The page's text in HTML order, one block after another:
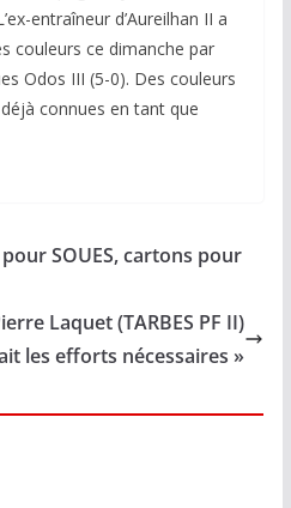
entraîneur d’Aureilhan II a
couleurs ce dimanche par
Odos III (5-0). Des couleurs
connues en tant que
SOUES, cartons pour
Laquet (TARBES PF II)
les efforts nécessaires »